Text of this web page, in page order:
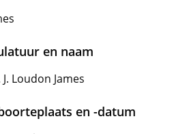
en naam
Loudon James
en -datum